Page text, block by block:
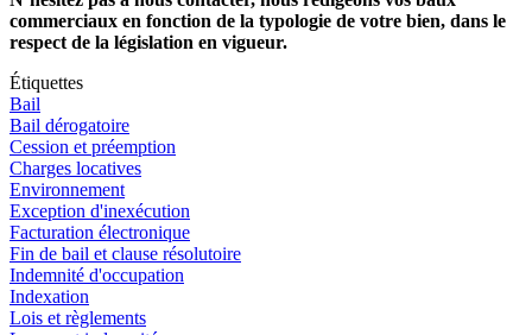
commerciaux en fonction de la typologie de votre bien, dans le
respect de la législation en vigueur.
Étiquettes
Bail
Bail dérogatoire
Cession et préemption
Charges locatives
Environnement
Exception d'inexécution
Facturation électronique
Fin de bail et clause résolutoire
Indemnité d'occupation
Indexation
Lois et règlements